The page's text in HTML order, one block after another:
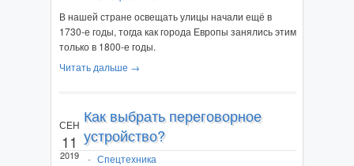
В нашей стране освещать улицы начали ещё в
1730-е годы, тогда как города Европы занялись этим
только в 1800-е годы.
Читать дальше →
СЕН
11
2019
Как выбрать переговорное
устройство?
- Спецтехника